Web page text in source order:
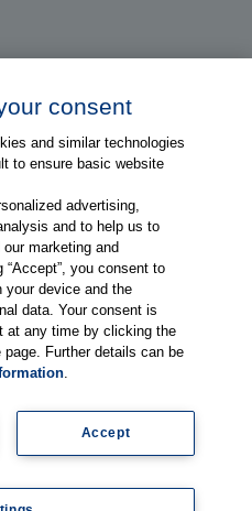
consent
and similar technologies
to ensure basic website
advertising,
and to help us to
marketing and
you consent to
your device and the
data. Your consent is
at any time by clicking the
Further details can be
.
Accept